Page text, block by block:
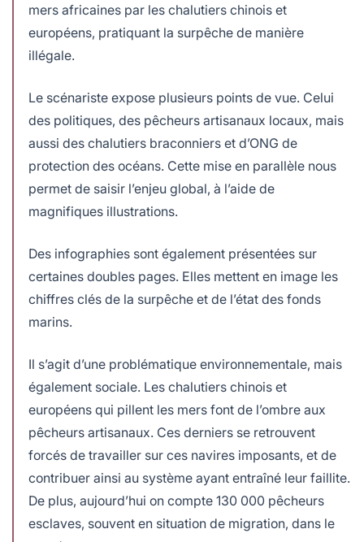
mers africaines par les chalutiers chinois et
européens, pratiquant la surpêche de manière
illégale.
Le scénariste expose plusieurs points de vue. Celui
des politiques, des pêcheurs artisanaux locaux, mais
aussi des chalutiers braconniers et d’ONG de
protection des océans. Cette mise en parallèle nous
permet de saisir l’enjeu global, à l’aide de
magnifiques illustrations.
Des infographies sont également présentées sur
certaines doubles pages. Elles mettent en image les
chiffres clés de la surpêche et de l’état des fonds
marins.
Il s’agit d’une problématique environnementale, mais
également sociale. Les chalutiers chinois et
européens qui pillent les mers font de l’ombre aux
pêcheurs artisanaux. Ces derniers se retrouvent
forcés de travailler sur ces navires imposants, et de
contribuer ainsi au système ayant entraîné leur faillite.
De plus, aujourd’hui on compte 130 000 pêcheurs
esclaves, souvent en situation de migration, dans le